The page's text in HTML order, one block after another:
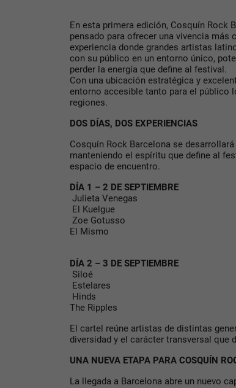
En esta primera edición, Cosquín Rock
pensado para ofrecer una vivencia más
experiencia donde grandes artistas
con su público en un entorno único,
perder la energía que define al festival.
Con una ubicación estratégica y
entorno accesible tanto para el público
regiones.
DOS DÍAS, DOS EXPERIENCIAS
Cosquín Rock Barcelona se
manteniendo el espíritu que define al
espacio de encuentro.
DÍA 1 – 2 DE SEPTIEMBRE
Julieta Venegas
El Kuelgue
Zoe Gotusso
El Mismo
DÍA 2 – 3 DE SEPTIEMBRE
Siloé
Estelares
Hinds
The Ripples
El cartel reúne artistas de distintas
diversidad y el carácter transversal que
UNA NUEVA ETAPA PARA COSQUÍN
La llegada a Barcelona abre un nuevo